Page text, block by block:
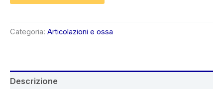
Categoria: Articolazioni e ossa
Descrizione